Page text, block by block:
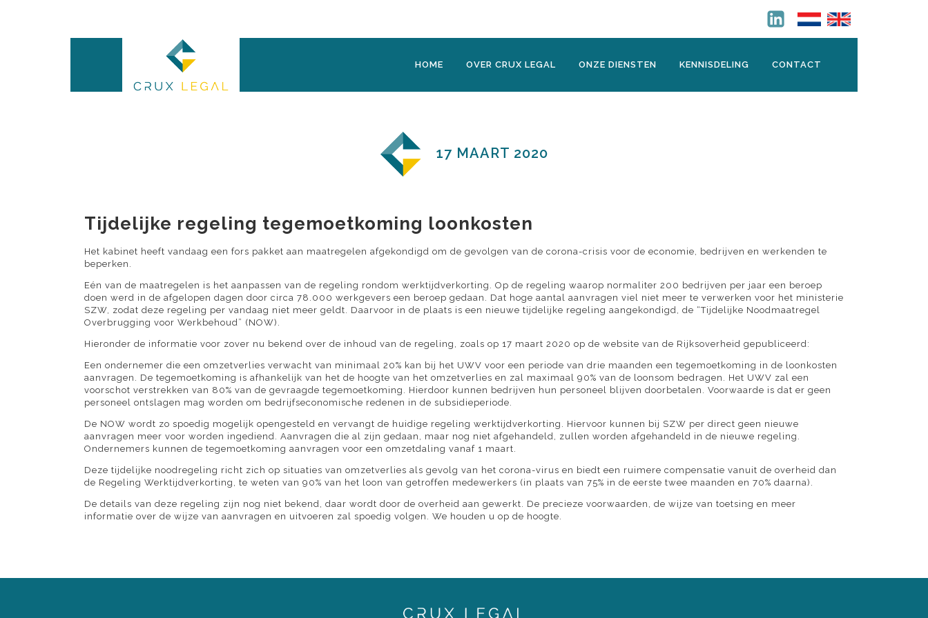
HOME OVER CRUX LEGAL ONZE DIENSTEN KENNISDELING CONTACT
17 MAART 2020
Tijdelijke regeling tegemoetkoming loonkosten
Het kabinet heeft vandaag een fors pakket aan maatregelen afgekondigd om de gevolgen van de corona-crisis voor de economie, bedrijven en werkenden te
beperken.
Eén van de maatregelen is het aanpassen van de regeling rondom werktijdverkorting. Op de regeling waarop normaliter 200 bedrijven per jaar een beroep
doen werd in de afgelopen dagen door circa 78.000 werkgevers een beroep gedaan. Dat hoge aantal aanvragen viel niet meer te verwerken voor het ministerie
SZW, zodat deze regeling per vandaag niet meer geldt. Daarvoor in de plaats is een nieuwe tijdelijke regeling aangekondigd, de “Tijdelijke Noodmaatregel
Overbrugging voor Werkbehoud” (NOW).
Hieronder de informatie voor zover nu bekend over de inhoud van de regeling, zoals op 17 maart 2020 op de website van de Rijksoverheid gepubliceerd:
Een ondernemer die een omzetverlies verwacht van minimaal 20% kan bij het UWV voor een periode van drie maanden een tegemoetkoming in de loonkosten
aanvragen. De tegemoetkoming is afhankelijk van het de hoogte van het omzetverlies en zal maximaal 90% van de loonsom bedragen. Het UWV zal een
voorschot verstrekken van 80% van de gevraagde tegemoetkoming. Hierdoor kunnen bedrijven hun personeel blijven doorbetalen. Voorwaarde is dat er geen
personeel ontslagen mag worden om bedrijfseconomische redenen in de subsidieperiode.
De NOW wordt zo spoedig mogelijk opengesteld en vervangt de huidige regeling werktijdverkorting. Hiervoor kunnen bij SZW per direct geen nieuwe
aanvragen meer voor worden ingediend. Aanvragen die al zijn gedaan, maar nog niet afgehandeld, zullen worden afgehandeld in de nieuwe regeling.
Ondernemers kunnen de tegemoetkoming aanvragen voor een omzetdaling vanaf 1 maart.
Deze tijdelijke noodregeling richt zich op situaties van omzetverlies als gevolg van het corona-virus en biedt een ruimere compensatie vanuit de overheid dan
de Regeling Werktijdverkorting, te weten van 90% van het loon van getroffen medewerkers (in plaats van 75% in de eerste twee maanden en 70% daarna).
De details van deze regeling zijn nog niet bekend, daar wordt door de overheid aan gewerkt. De precieze voorwaarden, de wijze van toetsing en meer
informatie over de wijze van aanvragen en uitvoeren zal spoedig volgen. We houden u op de hoogte.